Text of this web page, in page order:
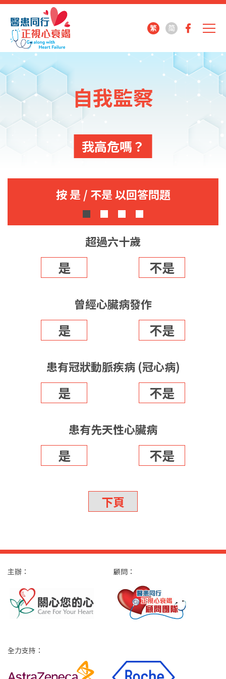
繁 简
自我監察
我高危嗎？
按 是 / 不是 以回答問題
超過六十歲
是 不是
曾經心臟病發作
是 不是
患有冠狀動脈疾病 (冠心病)
是 不是
患有先天性心臟病
是 不是
下頁
主辦： 顧問：
全力支持：